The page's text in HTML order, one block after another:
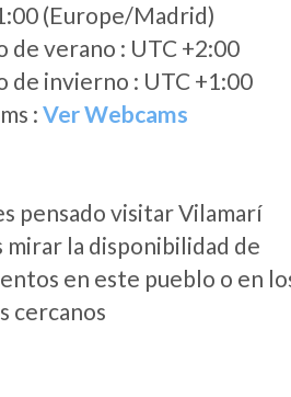
(Europe/Madrid)
de verano : UTC +2:00
de invierno : UTC +1:00
: Ver Webcams
pensado visitar Vilamarí
mirar la disponibilidad de
en este pueblo o en
cercanos